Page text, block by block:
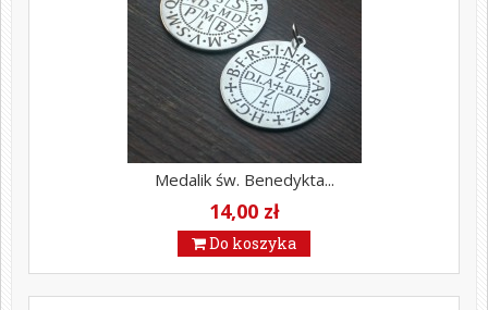
Medalik św. Benedykta...
14,00 zł
Do koszyka